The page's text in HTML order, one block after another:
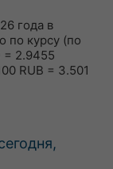
года в
по курсу (по
= 2.9455
RUB = 3.501